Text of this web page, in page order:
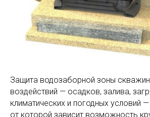
Защита водозаборной зоны
воздействий — осадков, залива,
климатических и погодных условий
от которой зависит возможность